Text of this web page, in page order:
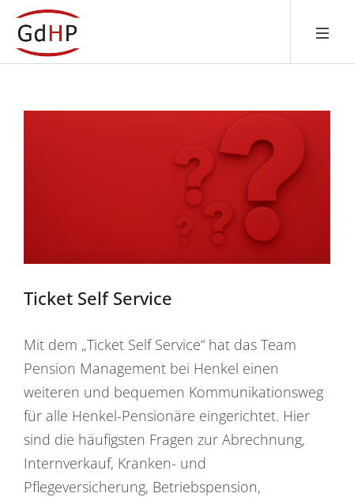
Ticket Self Service
Mit dem „Ticket Self Service“ hat das Team
Pension Management bei Henkel einen
weiteren und bequemen Kommunikationsweg
für alle Henkel-Pensionäre eingerichtet. Hier
sind die häufigsten Fragen zur Abrechnung,
Internverkauf, Kranken- und
Pflegeversicherung, Betriebspension,